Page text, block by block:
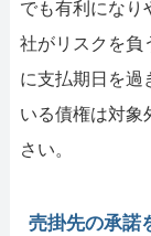
でも有利になり
社がリスクを負
に支払期日を過
いる債権は対象
さい。
売掛先の承諾